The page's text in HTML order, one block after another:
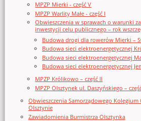
MPZP Mierki - część V
MPZP Warlity Małe - część I
Obwieszczenia w sprawach o warunki
inwestycji celu publicznego – rok
Budowa drogi dla rowerów Mierki –
Budowa sieci elektroenergetycznej
Budowa sieci elektroenergetycznej
Budowa sieci elektroenergetycznej
MPZP Królikowo – część II
MPZP Olsztynek ul. Daszyńskiego –
Obwieszczenia Samorządowego Kolegium
Olsztynie
Zawiadomienia Burmistrza Olsztynka